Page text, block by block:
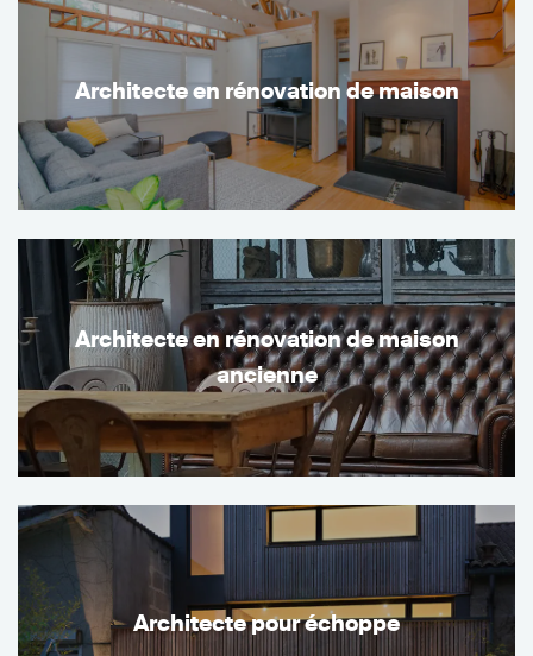
Architecte en rénovation de maison
Architecte en rénovation de maison
ancienne
Architecte pour échoppe